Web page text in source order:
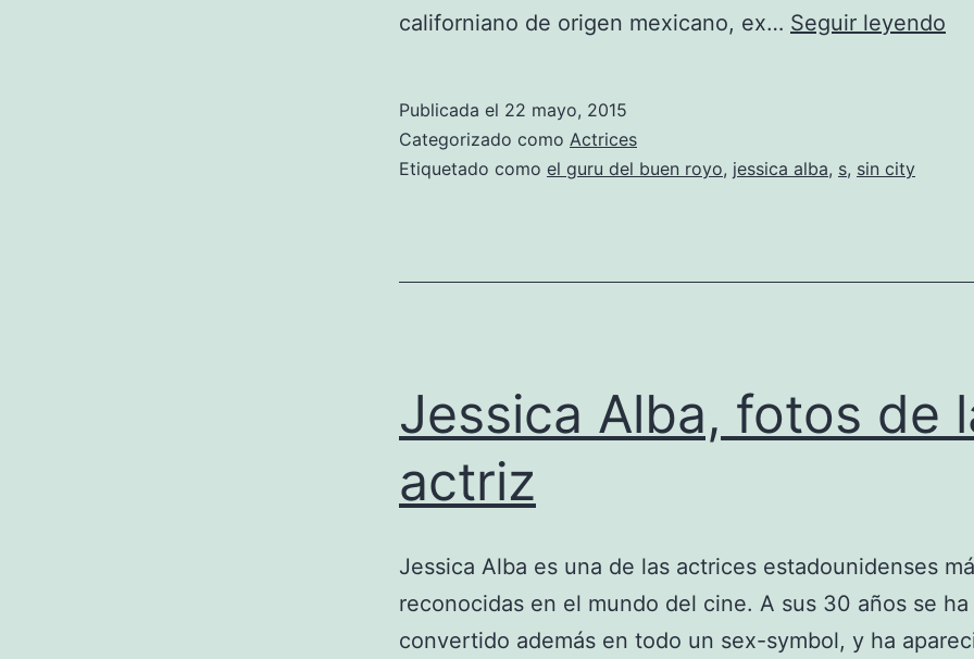
californiano de origen mexicano, ex… Seguir leyendo
Publicada el 22 mayo, 2015
Categorizado como Actrices
Etiquetado como el guru del buen royo, jessica alba, s, sin city
Jessica Alba, fotos de
actriz
Jessica Alba es una de las actrices estadounidenses
reconocidas en el mundo del cine. A sus 30 años se ha
convertido además en todo un sex-symbol, y ha